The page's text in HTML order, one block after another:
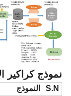
نموذج كراكير
S.N النموذج